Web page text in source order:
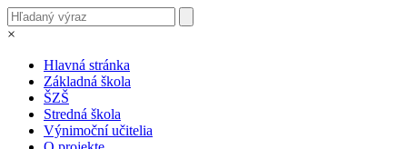
×
Hlavná stránka
Základná škola
ŠZŠ
Stredná škola
Výnimoční učitelia